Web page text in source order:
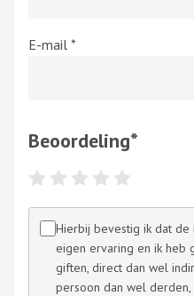
E-mail *
Beoordeling*
Hierbij bevestig ik dat
eigen ervaring en ik heb
giften, direct dan wel
persoon dan wel